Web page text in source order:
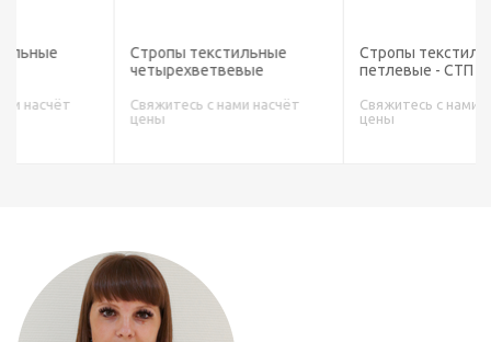
Стропы текстильные
четырехветвевые
Свяжитесь с нами насчёт
Стропы текстильные
петлевые - СТП
Свяжитесь с нами насчёт